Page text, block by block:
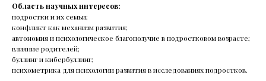
Область научных интересов:
подростки и их семьи;
конфликт как механизм развития;
автономия и психологическое благополучие в подростковом возрасте;
влияние родителей;
буллинг и кибербуллинг;
психометрика для психологии развития в исследованиях подростков.